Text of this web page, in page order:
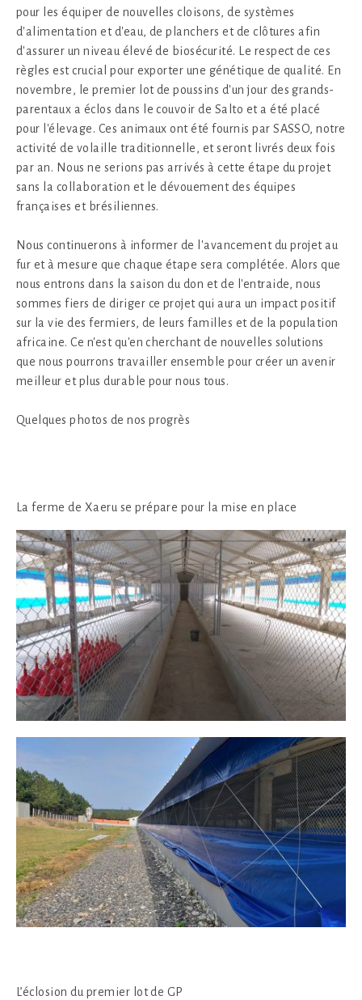
pour les équiper de nouvelles cloisons, de systèmes
d'alimentation et d'eau, de planchers et de clôtures afin
d'assurer un niveau élevé de biosécurité. Le respect de ces
règles est crucial pour exporter une génétique de qualité. En
novembre, le premier lot de poussins d'un jour des grands-
parentaux a éclos dans le couvoir de Salto et a été placé
pour l'élevage. Ces animaux ont été fournis par SASSO, notre
activité de volaille traditionnelle, et seront livrés deux fois
par an. Nous ne serions pas arrivés à cette étape du projet
sans la collaboration et le dévouement des équipes
françaises et brésiliennes.
Nous continuerons à informer de l'avancement du projet au
fur et à mesure que chaque étape sera complétée. Alors que
nous entrons dans la saison du don et de l'entraide, nous
sommes fiers de diriger ce projet qui aura un impact positif
sur la vie des fermiers, de leurs familles et de la population
africaine. Ce n'est qu'en cherchant de nouvelles solutions
que nous pourrons travailler ensemble pour créer un avenir
meilleur et plus durable pour nous tous.
Quelques photos de nos progrès
La ferme de Xaeru se prépare pour la mise en place
L’éclosion du premier lot de GP